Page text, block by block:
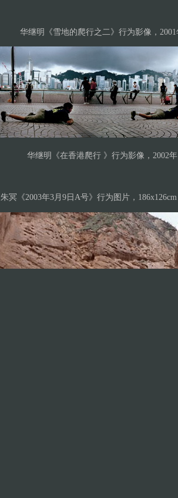
华继明《雪地的爬行之二》行为影像，2001
华继明《在香港爬行 》行为影像，2002年
朱冥《2003年3月9日A号》行为图片，186x126cm